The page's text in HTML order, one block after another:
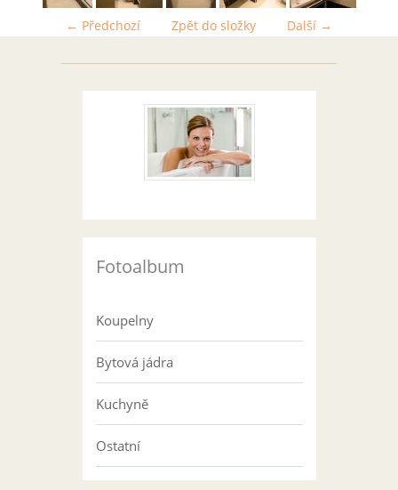
← Předchozí Další →
Zpět do složky
Fotoalbum
Koupelny
Bytová jádra
Kuchyně
Ostatní